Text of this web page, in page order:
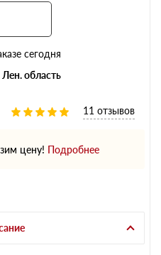
сегодня
область
11 отзывов
цену! Подробнее